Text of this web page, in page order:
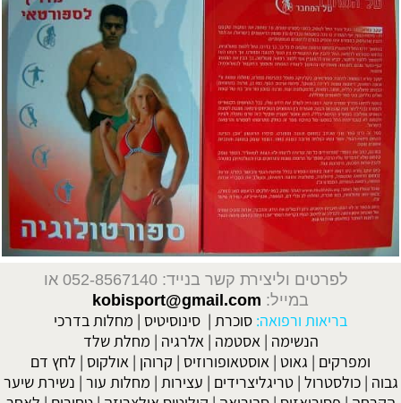
לפרטים וליצירת קשר בנייד: 052-8567140
או
במייל: kobisport@gmail.com
בריאות ורפואה: סוכרת | סינוסיטיס | מחלות בדרכי
הנשימה |אסטמה |אלרגיה | מחלת שלד
ומפרקים | גאוט | אוסטאופורוזיס | קרוהן | אולקוס | לחץ דם
גבוה |כולסטרול |טריגליצרידים | עצירות | מחלות עור | נשירת שיער